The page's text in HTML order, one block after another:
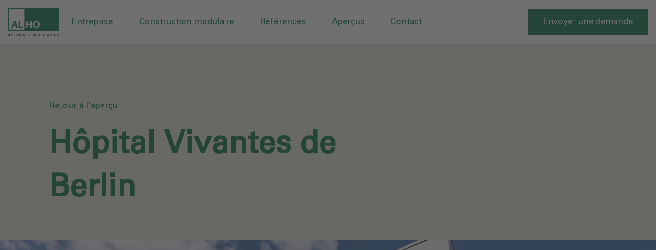
Entreprise Construction modulaire Références Aperçus Contact Envoyer une demande
Retour à l'aperçu
Hôpital Vivantes de
Berlin